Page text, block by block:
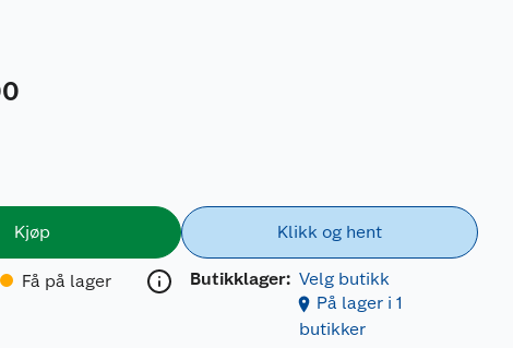
Kjøp
Få på lager
Klikk og hent
Butikklager: Velg butikk
På lager i 1
butikker